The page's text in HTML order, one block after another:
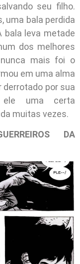
seu filho.
uma bala perdida
bala leva metade
dos melhores
mais foi o
em uma alma
derrotado por sua
ele uma certa
muitas vezes.
DA